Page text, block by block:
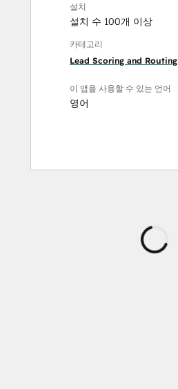
설치
설치 수 100개 이상
카테고리
Lead Scoring and Routing
이 앱을 사용할 수 있는 언어
영어
드